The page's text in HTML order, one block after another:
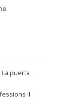
La puerta
II